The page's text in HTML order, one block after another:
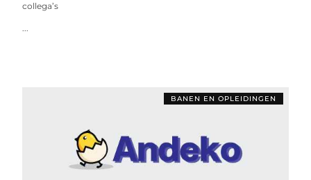
collega’s
...
BANEN EN OPLEIDINGEN